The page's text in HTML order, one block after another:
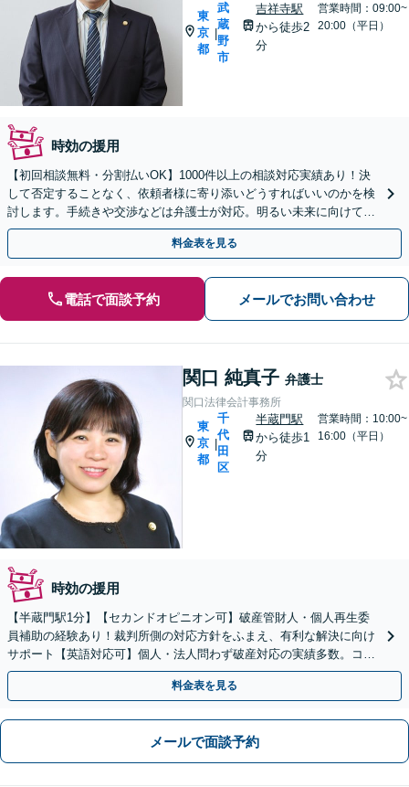
東
京
都
|
武
蔵
野
市
吉祥寺駅
から徒歩2
分
営業時間：09:00~
20:00（平日）
時効の援用
【初回相談無料・分割払いOK】1000件以上の相談対応実績あり！決
して否定することなく、依頼者様に寄り添いどうすればいいのかを検
討します。手続きや交渉などは弁護士が対応。明るい未来に向けて一
緒に頑張りましょう【休日・夜間相談可】【完全個室】
料金表を見る
電話で面談予約 メールでお問い合わせ
関口 純真子 弁護士
関口法律会計事務所
東
京
都
|
千
代
田
区
半蔵門駅
から徒歩1
分
営業時間：10:00~
16:00（平日）
時効の援用
【半蔵門駅1分】【セカンドオピニオン可】破産管財人・個人再生委
員補助の経験あり！裁判所側の対応方針をふまえ、有利な解決に向け
サポート【英語対応可】個人・法人問わず破産対応の実績多数。コロ
ナによる失業・収入減もご相談ください
料金表を見る
メールで面談予約